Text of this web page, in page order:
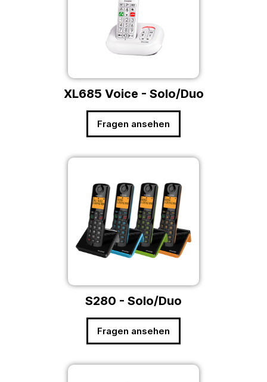
XL685 Voice - Solo/Duo
Fragen ansehen
S280 - Solo/Duo
Fragen ansehen